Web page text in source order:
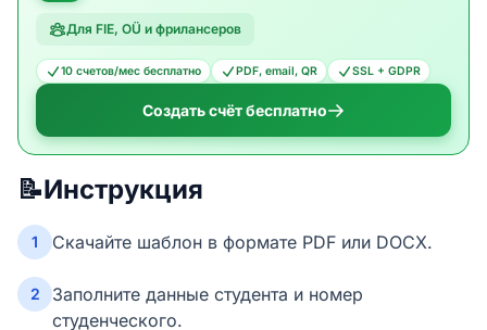
Для FIE, OÜ и фрилансеров
10 счетов/мес бесплатно PDF, email, QR SSL + GDPR
Создать счёт бесплатно
📝Инструкция
1 Скачайте шаблон в формате PDF или DOCX.
2
Заполните данные студента и номер
студенческого.